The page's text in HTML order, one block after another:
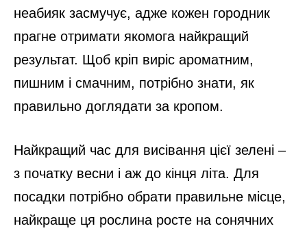
неабияк засмучує, адже кожен городник
прагне отримати якомога найкращий
результат. Щоб кріп виріс ароматним,
пишним і смачним, потрібно знати, як
правильно доглядати за кропом.
Найкращий час для висівання цієї зелені –
з початку весни і аж до кінця літа. Для
посадки потрібно обрати правильне місце,
найкраще ця рослина росте на сонячних